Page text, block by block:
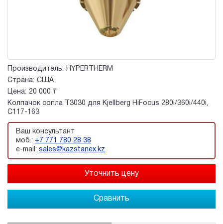
Производитель:
HYPERTHERM
Страна: США
Цена: 20 000 ₸
Колпачок сопла T3030 для Kjellberg HiFocus 280i/360i/440i,
C117-163
Ваш консультант
моб.: +7 771 780 28 38
e-mail: sales@kazstanex.kz
Сравнить